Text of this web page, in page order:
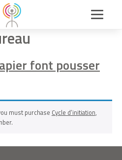
font pousser
must purchase Cycle d’initiation,